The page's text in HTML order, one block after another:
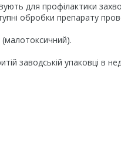
для профілактики
обробки препарату
(малотоксичний).
заводській упаковці в